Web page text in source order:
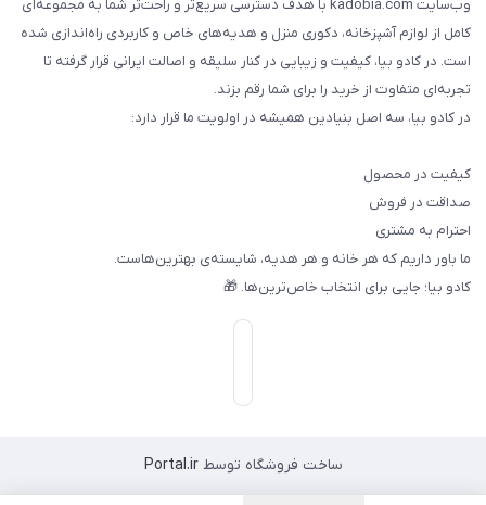
وب‌سایت kadobia.com با هدف دسترسی سریع‌تر و راحت‌تر شما به مجموعه‌ای
کامل از لوازم آشپزخانه، دکوری منزل و هدیه‌های خاص و کاربردی راه‌اندازی شده
است. در کادو بیا، کیفیت و زیبایی در کنار سلیقه و اصالت ایرانی قرار گرفته تا
تجربه‌ای متفاوت از خرید را برای شما رقم بزند.
در کادو بیا، سه اصل بنیادین همیشه در اولویت ما قرار دارد:
کیفیت در محصول
صداقت در فروش
احترام به مشتری
ما باور داریم که هر خانه و هر هدیه، شایسته‌ی بهترین‌هاست.
کادو بیا؛ جایی برای انتخاب خاص‌ترین‌ها. 🎁
ساخت فروشگاه توسطPortal.ir